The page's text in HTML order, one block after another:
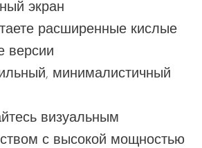
экран
расширенные кислые
версии
минималистичный
визуальным
с высокой мощностью